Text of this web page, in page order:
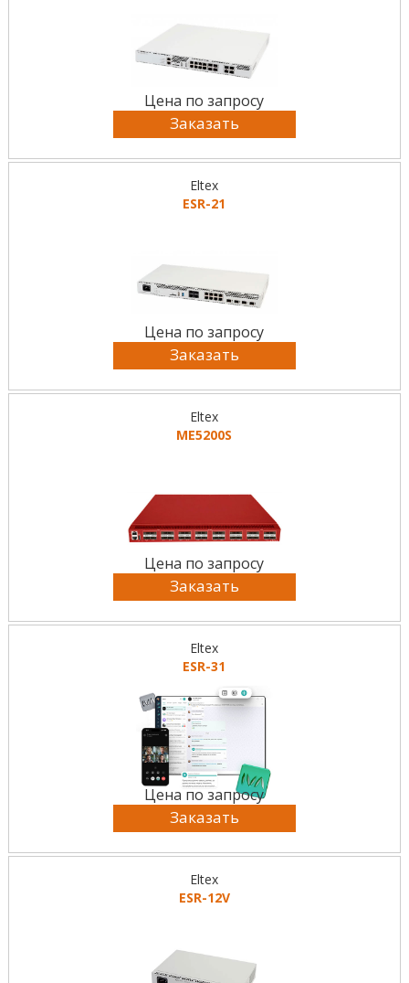
Цена по запросу
Заказать
Eltex
ESR-21
Цена по запросу
Заказать
Eltex
ME5200S
Цена по запросу
Заказать
Eltex
ESR-31
Цена по запросу
Заказать
Eltex
ESR-12V